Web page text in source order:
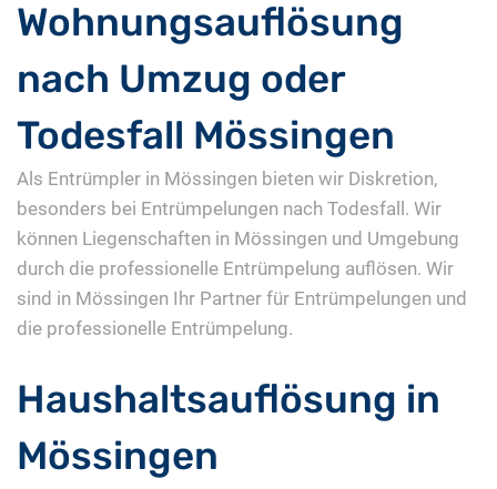
Wohnungsauflösung
nach Umzug oder
Todesfall Mössingen
Als Entrümpler in Mössingen bieten wir Diskretion,
besonders bei Entrümpelungen nach Todesfall. Wir
können Liegenschaften in Mössingen und Umgebung
durch die professionelle Entrümpelung auflösen. Wir
sind in Mössingen Ihr Partner für Entrümpelungen und
die professionelle Entrümpelung.
Haushaltsauflösung in
Mössingen